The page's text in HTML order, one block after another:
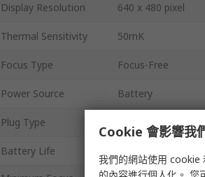
Display Resolution 640 x 480 pixel
Thermal Sensitivity 50mK
Focus Type Focus-Free
Power Source Battery
Plug Type AUS, EU, UK, US
Battery Life
Cookie 會影響我
我們的網站使用 cookie
的內容進行個人化。 您